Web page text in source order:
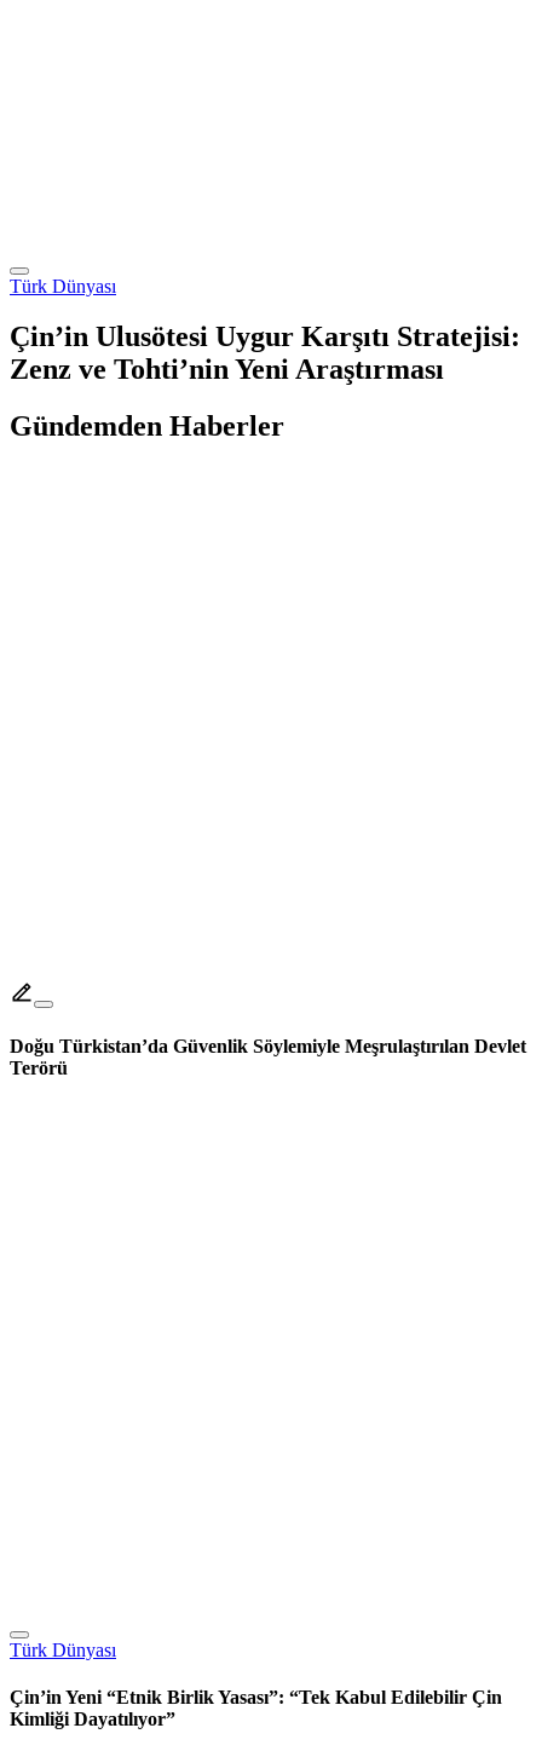
Türk Dünyası
Çin’in Ulusötesi Uygur Karşıtı Stratejisi:
Zenz ve Tohti’nin Yeni Araştırması
Gündemden Haberler
Doğu Türkistan’da Güvenlik Söylemiyle Meşrulaştırılan Devlet
Terörü
Türk Dünyası
Çin’in Yeni “Etnik Birlik Yasası”: “Tek Kabul Edilebilir Çin
Kimliği Dayatılıyor”